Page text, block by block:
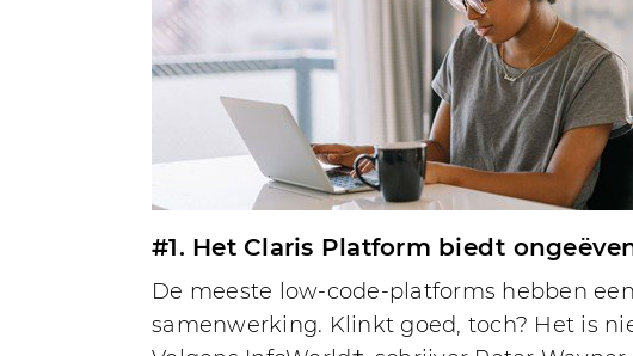
#1. Het Claris Platform biedt
De meeste low-code-platforms hebben
samenwerking. Klinkt goed, toch? Het is